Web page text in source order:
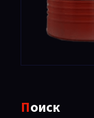
Поиск